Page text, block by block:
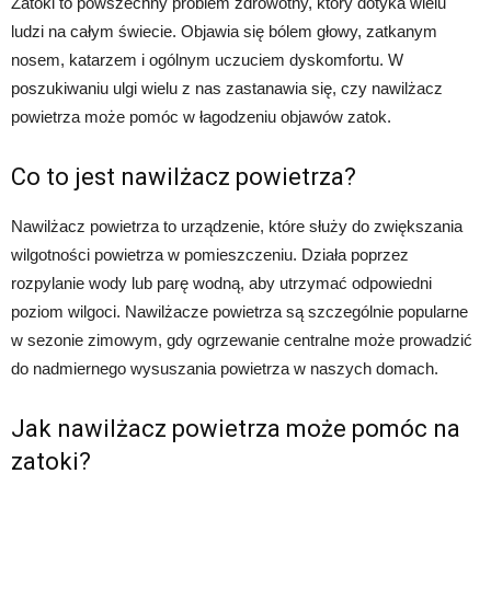
ludzi na całym świecie. Objawia się bólem głowy, zatkanym
nosem, katarzem i ogólnym uczuciem dyskomfortu. W
poszukiwaniu ulgi wielu z nas zastanawia się, czy nawilżacz
powietrza może pomóc w łagodzeniu objawów zatok.
Co to jest nawilżacz powietrza?
Nawilżacz powietrza to urządzenie, które służy do zwiększania
wilgotności powietrza w pomieszczeniu. Działa poprzez
rozpylanie wody lub parę wodną, aby utrzymać odpowiedni
poziom wilgoci. Nawilżacze powietrza są szczególnie popularne
w sezonie zimowym, gdy ogrzewanie centralne może prowadzić
do nadmiernego wysuszania powietrza w naszych domach.
Jak nawilżacz powietrza może pomóc na
zatoki?